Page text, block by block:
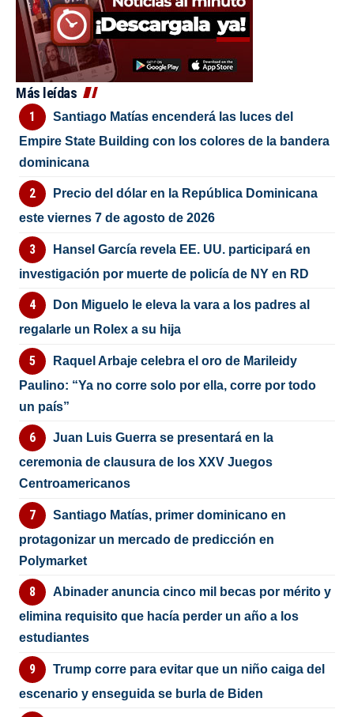
Más leídas
Santiago Matías encenderá las luces del
Empire State Building con los colores de la bandera
dominicana
Precio del dólar en la República Dominicana
este viernes 7 de agosto de 2026
Hansel García revela EE. UU. participará en
investigación por muerte de policía de NY en RD
Don Miguelo le eleva la vara a los padres al
regalarle un Rolex a su hija
Raquel Arbaje celebra el oro de Marileidy
Paulino: “Ya no corre solo por ella, corre por todo
un país”
Juan Luis Guerra se presentará en la
ceremonia de clausura de los XXV Juegos
Centroamericanos
Santiago Matías, primer dominicano en
protagonizar un mercado de predicción en
Polymarket
Abinader anuncia cinco mil becas por mérito y
elimina requisito que hacía perder un año a los
estudiantes
Trump corre para evitar que un niño caiga del
escenario y enseguida se burla de Biden